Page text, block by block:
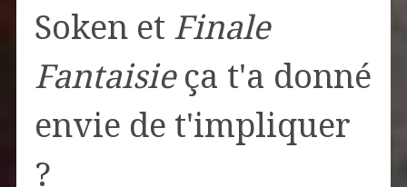
Soken et Finale
Fantaisieça t'a donné
envie de t'impliquer
?